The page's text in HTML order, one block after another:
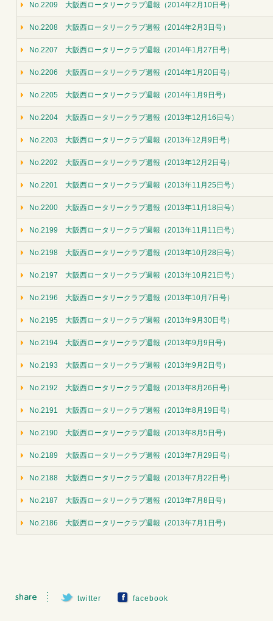
No.2209 大阪西ロータリークラブ週報（2014年2月10日号）
No.2208 大阪西ロータリークラブ週報（2014年2月3日号）
No.2207 大阪西ロータリークラブ週報（2014年1月27日号）
No.2206 大阪西ロータリークラブ週報（2014年1月20日号）
No.2205 大阪西ロータリークラブ週報（2014年1月9日号）
No.2204 大阪西ロータリークラブ週報（2013年12月16日号）
No.2203 大阪西ロータリークラブ週報（2013年12月9日号）
No.2202 大阪西ロータリークラブ週報（2013年12月2日号）
No.2201 大阪西ロータリークラブ週報（2013年11月25日号）
No.2200 大阪西ロータリークラブ週報（2013年11月18日号）
No.2199 大阪西ロータリークラブ週報（2013年11月11日号）
No.2198 大阪西ロータリークラブ週報（2013年10月28日号）
No.2197 大阪西ロータリークラブ週報（2013年10月21日号）
No.2196 大阪西ロータリークラブ週報（2013年10月7日号）
No.2195 大阪西ロータリークラブ週報（2013年9月30日号）
No.2194 大阪西ロータリークラブ週報（2013年9月9日号）
No.2193 大阪西ロータリークラブ週報（2013年9月2日号）
No.2192 大阪西ロータリークラブ週報（2013年8月26日号）
No.2191 大阪西ロータリークラブ週報（2013年8月19日号）
No.2190 大阪西ロータリークラブ週報（2013年8月5日号）
No.2189 大阪西ロータリークラブ週報（2013年7月29日号）
No.2188 大阪西ロータリークラブ週報（2013年7月22日号）
No.2187 大阪西ロータリークラブ週報（2013年7月8日号）
No.2186 大阪西ロータリークラブ週報（2013年7月1日号）
twitter facebook